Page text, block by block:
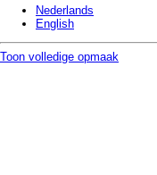
Nederlands
English
Toon volledige opmaak